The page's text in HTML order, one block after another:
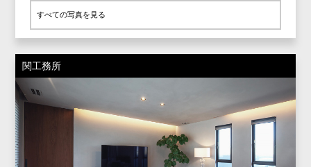
すべての写真を見る
関工務所